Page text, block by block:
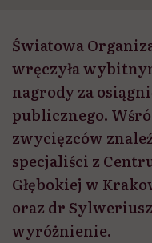
Światowa
wręczyła
nagrody za
publicznego.
zwycięzców
specjaliści z
Głębokiej w
oraz dr
wyróżnienie.